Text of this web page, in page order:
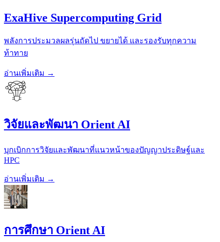
ExaHive Supercomputing Grid
พลังการประมวลผลรุ่นถัดไป ขยายได้ และรองรับทุกความ
ท้าทาย
อ่านเพิ่มเติม →
วิจัยและพัฒนา Orient AI
บุกเบิกการวิจัยและพัฒนาที่แนวหน้าของปัญญาประดิษฐ์และ
HPC
อ่านเพิ่มเติม →
การศึกษา Orient AI